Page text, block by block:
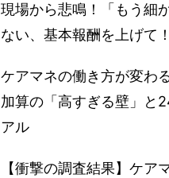
現場から悲鳴！「もう細
ない、基本報酬を上げて！
ケアマネの働き方が変わ
加算の「高すぎる壁」と
アル
【衝撃の調査結果】ケア